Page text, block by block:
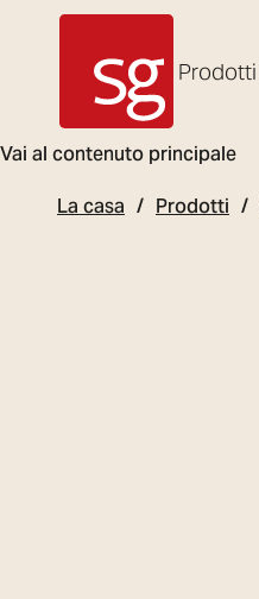
Vai al contenuto principale
SG Armaturen
Prodotti
La casa Prodotti